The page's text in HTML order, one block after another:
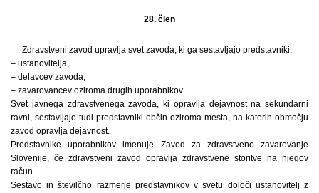
28. člen
Zdravstveni zavod upravlja svet zavoda, ki ga sestavljajo predstavniki:
– ustanovitelja,
– delavcev zavoda,
– zavarovancev oziroma drugih uporabnikov.
Svet javnega zdravstvenega zavoda, ki opravlja dejavnost na sekundarni
ravni, sestavljajo tudi predstavniki občin oziroma mesta, na katerih območju
zavod opravlja dejavnost.
Predstavnike uporabnikov imenuje Zavod za zdravstveno zavarovanje
Slovenije, če zdravstveni zavod opravlja zdravstvene storitve na njegov
račun.
Sestavo in številčno razmerje predstavnikov v svetu določi ustanovitelj z